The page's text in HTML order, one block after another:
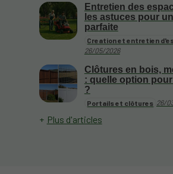
Creation et entretien
26/05/2026
Entretien des
les astuces pour
parfaite
Portails et clôtures 26/
Clôtures en bois,
: quelle option
?
Plus d'articles